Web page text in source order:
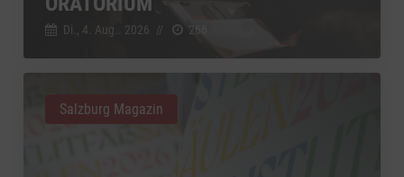
Di., 4. Aug.. 2026 // 266
Salzburg Magazin